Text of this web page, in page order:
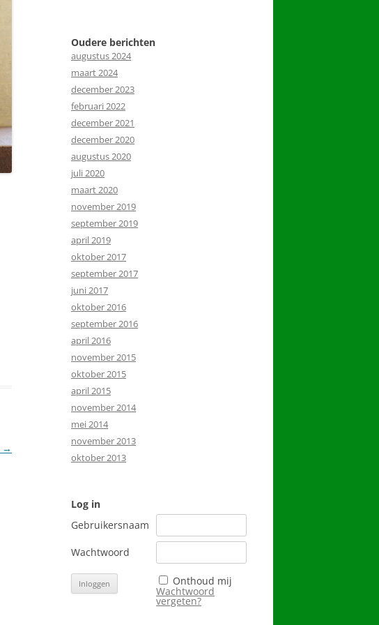
→
Oudere berichten
augustus 2024
maart 2024
december 2023
februari 2022
december 2021
december 2020
augustus 2020
juli 2020
maart 2020
november 2019
september 2019
april 2019
oktober 2017
september 2017
juni 2017
oktober 2016
september 2016
april 2016
november 2015
oktober 2015
april 2015
november 2014
mei 2014
november 2013
oktober 2013
Log in
Gebruikersnaam
Wachtwoord
Onthoud mij
Wachtwoord
vergeten?